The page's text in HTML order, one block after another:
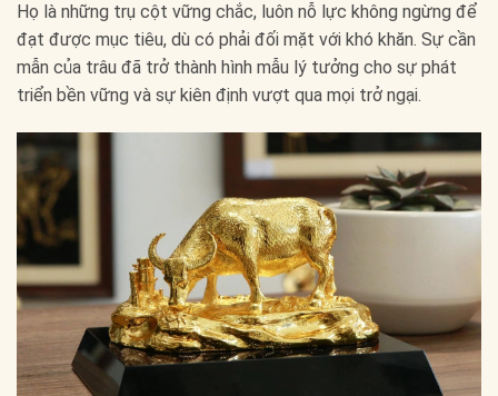
Họ là những trụ cột vững chắc, luôn nỗ lực không ngừng để
đạt được mục tiêu, dù có phải đối mặt với khó khăn. Sự cần
mẫn của trâu đã trở thành hình mẫu lý tưởng cho sự phát
triển bền vững và sự kiên định vượt qua mọi trở ngại.